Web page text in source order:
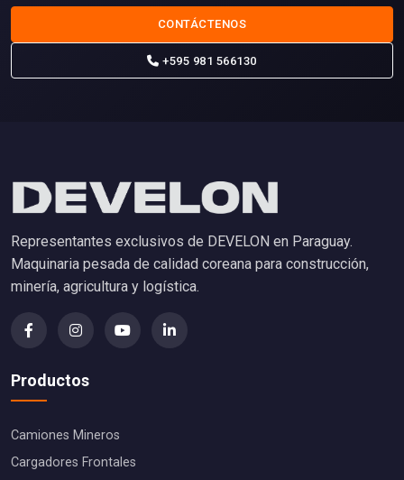
CONTÁCTENOS
+595 981 566130
Representantes exclusivos de DEVELON en Paraguay.
Maquinaria pesada de calidad coreana para construcción,
minería, agricultura y logística.
Productos
Camiones Mineros
Cargadores Frontales